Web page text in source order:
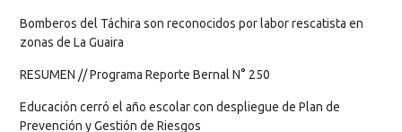
Bomberos del Táchira son reconocidos por labor rescatista en
zonas de La Guaira
RESUMEN // Programa Reporte Bernal N° 250
Educación cerró el año escolar con despliegue de Plan de
Prevención y Gestión de Riesgos